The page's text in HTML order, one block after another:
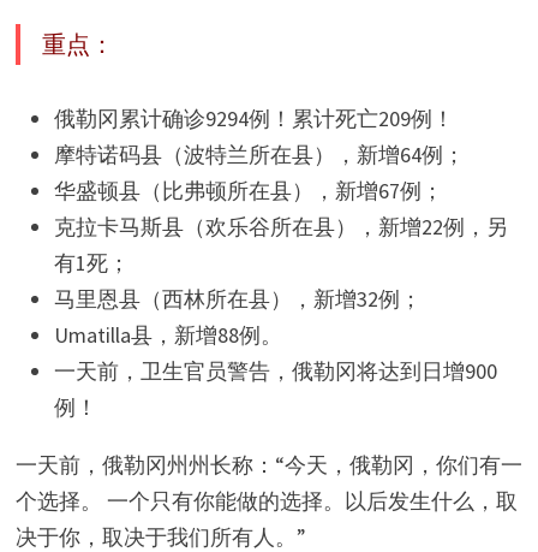
重点：
俄勒冈累计确诊9294例！累计死亡209例！
摩特诺码县（波特兰所在县），新增64例；
华盛顿县（比弗顿所在县），新增67例；
克拉卡马斯县（欢乐谷所在县），新增22例，另
有1死；
马里恩县（西林所在县），新增32例；
Umatilla县，新增88例。
一天前，卫生官员警告，俄勒冈将达到日增900
例！
一天前，俄勒冈州州长称：“今天，俄勒冈，你们有一
个选择。 一个只有你能做的选择。以后发生什么，取
决于你，取决于我们所有人。”